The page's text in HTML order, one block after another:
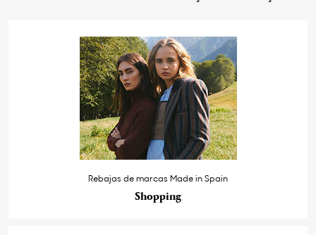
Rebajas de marcas Made in Spain
Shopping